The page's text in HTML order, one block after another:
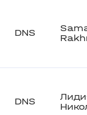
DNS
DNS